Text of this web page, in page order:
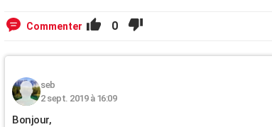
Commenter 0
seb
2 sept. 2019 à 16:09
Bonjour,